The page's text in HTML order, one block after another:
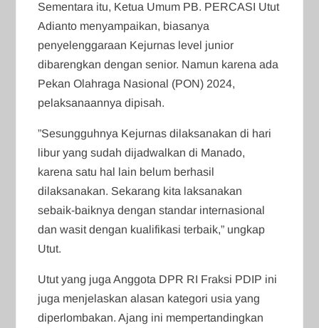
Sementara itu, Ketua Umum PB. PERCASI Utut
Adianto menyampaikan, biasanya
penyelenggaraan Kejurnas level junior
dibarengkan dengan senior. Namun karena ada
Pekan Olahraga Nasional (PON) 2024,
pelaksanaannya dipisah.
”Sesungguhnya Kejurnas dilaksanakan di hari
libur yang sudah dijadwalkan di Manado,
karena satu hal lain belum berhasil
dilaksanakan. Sekarang kita laksanakan
sebaik-baiknya dengan standar internasional
dan wasit dengan kualifikasi terbaik,” ungkap
Utut.
Utut yang juga Anggota DPR RI Fraksi PDIP ini
juga menjelaskan alasan kategori usia yang
diperlombakan. Ajang ini mempertandingkan